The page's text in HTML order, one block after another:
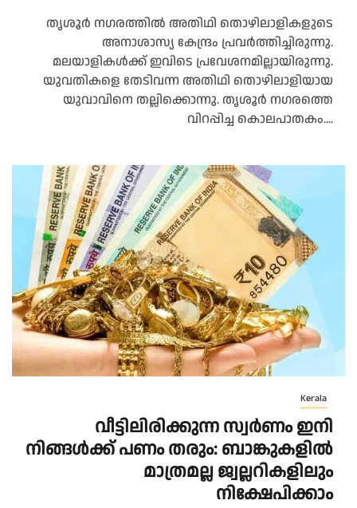
തൃശൂര്‍ നഗരത്തില്‍ അതിഥി തൊഴിലാളികളുടെ
അനാശാസ്യ കേന്ദ്രം പ്രവര്‍ത്തിച്ചിരുന്നു.
മലയാളികള്‍ക്ക് ഇവിടെ പ്രവേശനമില്ലായിരുന്നു.
യുവതികളെ തേടിവന്ന അതിഥി തൊഴിലാളിയായ
യുവാവിനെ തല്ലിക്കൊന്നു. തൃശൂര്‍ നഗരത്തെ
വിറപ്പിച്ച കൊലപാതകം....
Kerala
വീട്ടിലിരിക്കുന്ന സ്വർണം ഇനി
നിങ്ങള്‍ക്ക് പണം തരും: ബാങ്കുകളില്‍
മാത്രമല്ല ജ്വല്ലറികളിലും
നിക്ഷേപിക്കാം